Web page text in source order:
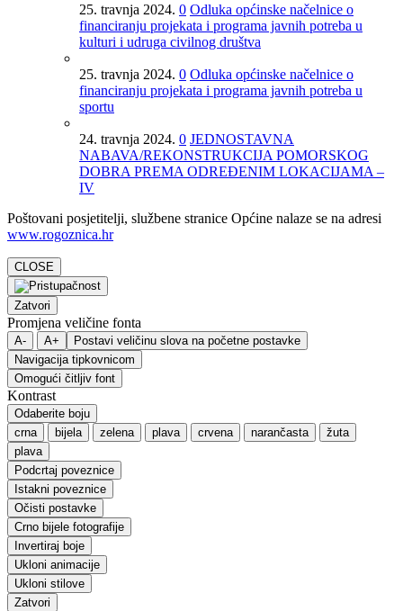
25. travnja 2024. 0 Odluka općinske načelnice o
financiranju projekata i programa javnih potreba u
kulturi i udruga civilnog društva
25. travnja 2024. 0 Odluka općinske načelnice o
financiranju projekata i programa javnih potreba u
sportu
24. travnja 2024. 0 JEDNOSTAVNA
NABAVA/REKONSTRUKCIJA POMORSKOG
DOBRA PREMA ODREĐENIM LOKACIJAMA –
IV
Poštovani posjetitelji, službene stranice Općine nalaze se na adresi
www.rogoznica.hr
CLOSE
Zatvori
Promjena veličine fonta
A- A+
Postavi veličinu slova na početne postavke
Navigacija tipkovnicom
Omogući čitljiv font
Kontrast
Odaberite boju
crna
bijela zelena plava crvena narančasta
žuta
plava
Podcrtaj poveznice
Istakni poveznice
Očisti postavke
Crno bijele fotografije
Invertiraj boje
Ukloni animacije
Ukloni stilove
Zatvori